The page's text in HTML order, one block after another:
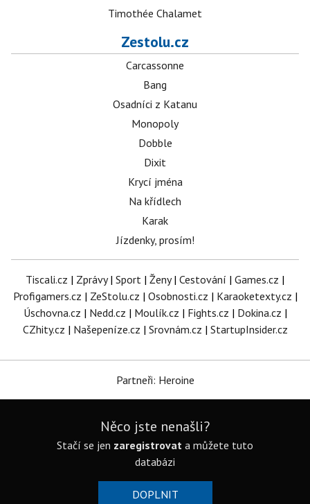
Timothée Chalamet
Zestolu.cz
Carcassonne
Bang
Osadníci z Katanu
Monopoly
Dobble
Dixit
Krycí jména
Na křídlech
Karak
Jízdenky, prosím!
Tiscali.cz | Zprávy| Sport | Ženy| Cestování | Games.cz |
Profigamers.cz | ZeStolu.cz | Osobnosti.cz | Karaoketexty.cz |
Úschovna.cz | Nedd.cz | Moulík.cz | Fights.cz | Dokina.cz |
CZhity.cz | Našepeníze.cz | Srovnám.cz | StartupInsider.cz
Partneři: Heroine
Něco jste nenašli?
Stačí se jen zaregistrovat a můžete tuto
databázi
DOPLNIT